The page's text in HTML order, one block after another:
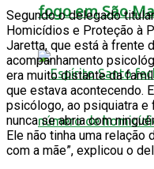
fogo em São
Segundo o delegado
Homicídios e Proteção à
Jaretta, que está à frente
acompanhamento
era muito distante da
que estava acontecendo.
psicólogo, ao psiquiatra e
nunca se abria com
Ele não tinha uma relação
com a mãe”, explicou o